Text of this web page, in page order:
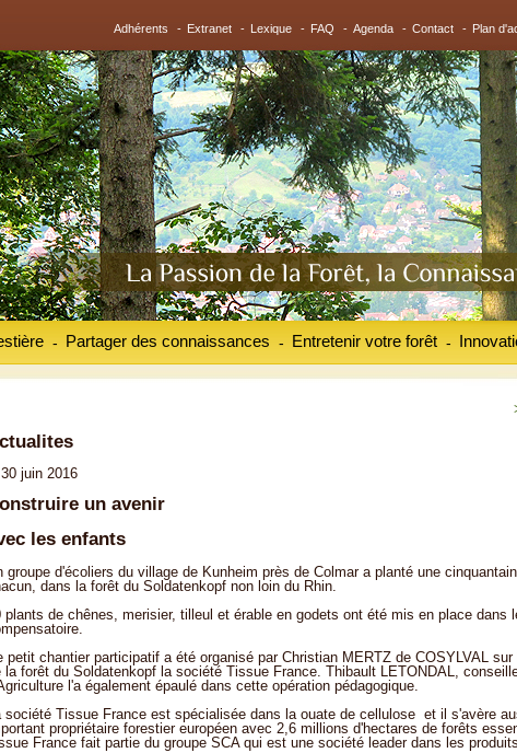
Adhérents - Extranet - Lexique - FAQ - Agenda - Contact - Plan
Partager des connaissances
- Entretenir votre forêt
- -
30 juin 2016
un avenir
les enfants
groupe d'écoliers du village de Kunheim près de Colmar a planté une
dans la forêt du Soldatenkopf non loin du Rhin.
plants de chênes, merisier, tilleul et érable en godets ont été mis en place dans
petit chantier participatif a été organisé par Christian MERTZ de COSYLVAL sur
la forêt du Soldatenkopf la société Tissue France. Thibault LETONDAL,
l'a également épaulé dans cette opération pédagogique.
société Tissue France est spécialisée dans la ouate de cellulose et il s'avère
propriétaire forestier européen avec 2,6 millions d'hectares de forêts
France fait partie du groupe SCA qui est une société leader dans les